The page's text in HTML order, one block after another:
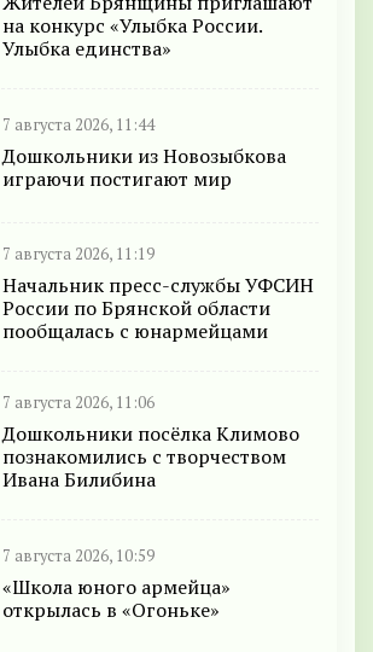
на конкурс «Улыбка России.
Улыбка единства»
7 августа 2026, 11:44
Дошкольники из Новозыбкова
играючи постигают мир
7 августа 2026, 11:19
Начальник пресс-службы УФСИН
России по Брянской области
пообщалась с юнармейцами
7 августа 2026, 11:06
Дошкольники посёлка Климово
познакомились с творчеством
Ивана Билибина
7 августа 2026, 10:59
«Школа юного армейца»
открылась в «Огоньке»